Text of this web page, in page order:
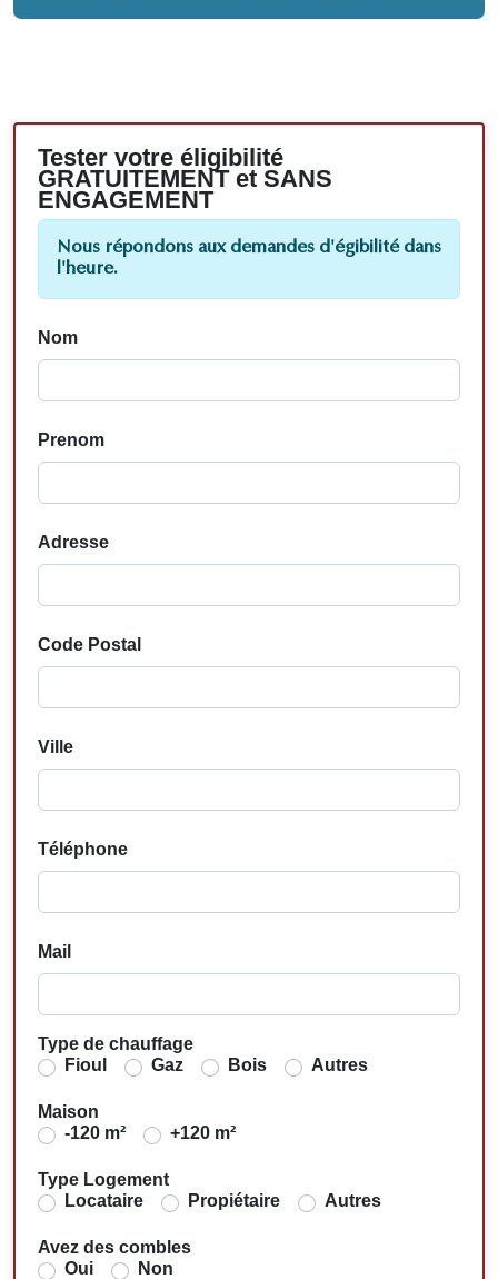
Tester votre éligibilité
GRATUITEMENT et SANS
ENGAGEMENT
Nous répondons aux demandes d'égibilité dans
l'heure.
Nom
Prenom
Adresse
Code Postal
Ville
Téléphone
Mail
Type de chauffage
Fioul
Gaz Bois Autres
Maison
-120 m²
+120 m²
Type Logement
Locataire
Propiétaire Autres
Avez des combles
Oui
Non